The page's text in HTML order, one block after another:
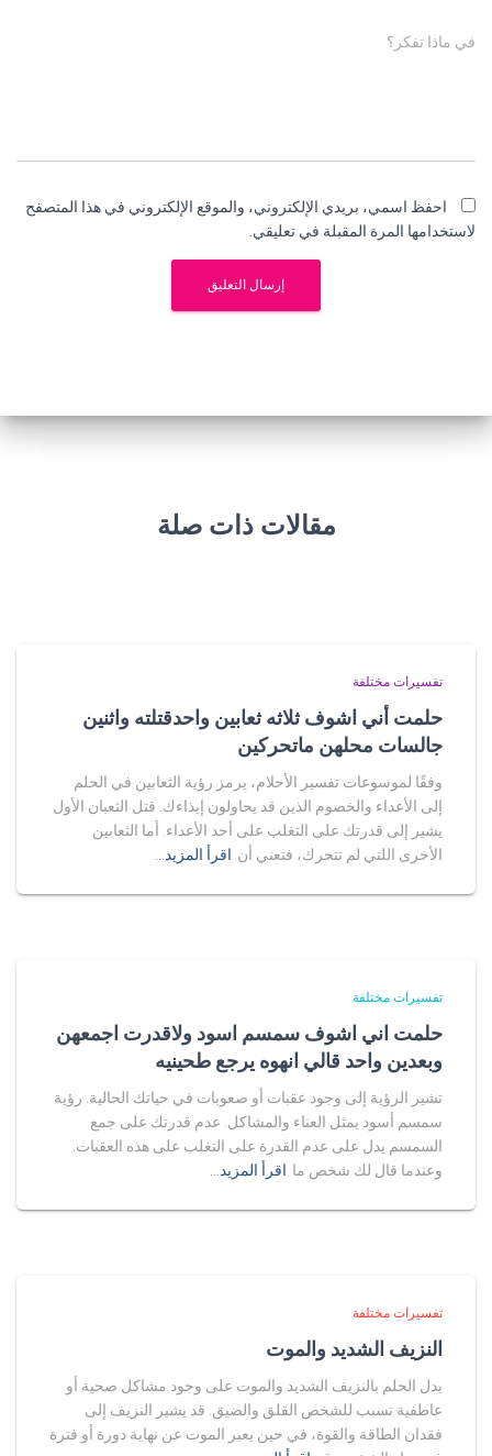
في ماذا تفكر؟
احفظ اسمي، بريدي الإلكتروني، والموقع الإلكتروني في هذا المتصفح
لاستخدامها المرة المقبلة في تعليقي.
مقالات ذات صلة
تفسيرات مختلفة
حلمت أني اشوف ثلاثه ثعابين واحدقتلته واثنين
جالسات محلهن ماتحركين
وفقًا لموسوعات تفسير الأحلام، يرمز رؤية الثعابين في الحلم
إلى الأعداء والخصوم الذين قد يحاولون إيذاءك. قتل الثعبان الأول
يشير إلى قدرتك على التغلب على أحد الأعداء. أما الثعابين
الأخرى اللتي لم تتحرك، فتعني أن اقرأ المزيد…
تفسيرات مختلفة
حلمت اني اشوف سمسم اسود ولاقدرت اجمعهن
وبعدين واحد قالي انهوه يرجع طحينيه
تشير الرؤية إلى وجود عقبات أو صعوبات في حياتك الحالية. رؤية
سمسم أسود يمثل العناء والمشاكل. عدم قدرتك على جمع
السمسم يدل على عدم القدرة على التغلب على هذه العقبات.
وعندما قال لك شخص ما اقرأ المزيد…
تفسيرات مختلفة
النزيف الشديد والموت
يدل الحلم بالنزيف الشديد والموت على وجود مشاكل صحية أو
عاطفية تسبب للشخص القلق والضيق. قد يشير النزيف إلى
فقدان الطاقة والقوة، في حين يعبر الموت عن نهاية دورة أو فترة